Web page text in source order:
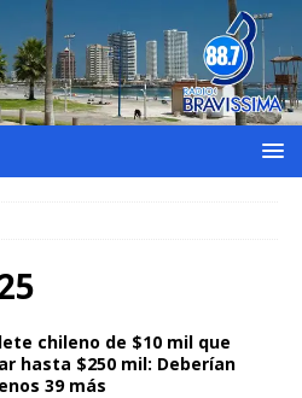
chileno de $10 mil que
hasta $250 mil: Deberían
39 más